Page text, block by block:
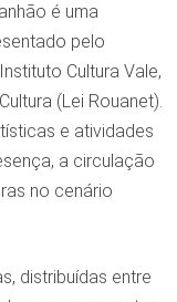
é uma
pelo
Cultura Vale,
(Lei Rouanet).
e atividades
a circulação
no cenário
distribuídas entre